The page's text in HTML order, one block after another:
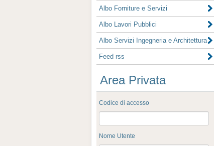
Albo Forniture e Servizi
Albo Lavori Pubblici
Albo Servizi Ingegneria e Architettura
Feed rss
Area Privata
Codice di accesso
Nome Utente